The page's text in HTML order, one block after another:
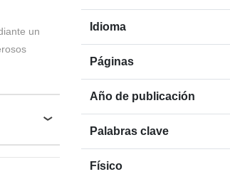
un
Idioma
Páginas
Año de publicación
Palabras clave
Físico